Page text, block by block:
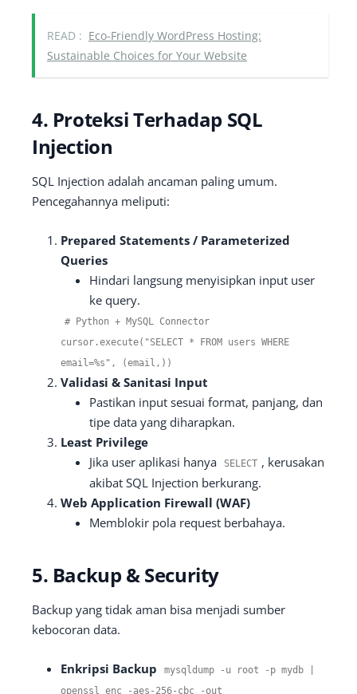
READ : Eco-Friendly WordPress Hosting:
Sustainable Choices for Your Website
4. Proteksi Terhadap SQL
Injection
SQL Injection adalah ancaman paling umum.
Pencegahannya meliputi:
Prepared Statements / Parameterized
Queries
Hindari langsung menyisipkan input user
ke query.
# Python + MySQL Connector
cursor.execute("SELECT * FROM users WHERE
email=%s", (email,))
Validasi & Sanitasi Input
Pastikan input sesuai format, panjang, dan
tipe data yang diharapkan.
Least Privilege
Jika user aplikasi hanya
SELECT , kerusakan
akibat SQL Injection berkurang.
Web Application Firewall (WAF)
Memblokir pola request berbahaya.
5. Backup & Security
Backup yang tidak aman bisa menjadi sumber
kebocoran data.
Enkripsi Backup mysqldump - u root - p mydb
openssl enc
- aes - 256- cbc -out